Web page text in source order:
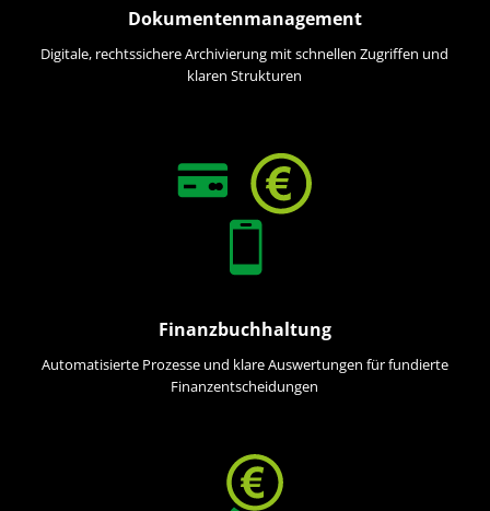
Dokumentenmanagement
Digitale, rechtssichere Archivierung mit schnellen Zugriffen und
klaren Strukturen
Finanzbuchhaltung
Automatisierte Prozesse und klare Auswertungen für fundierte
Finanzentscheidungen